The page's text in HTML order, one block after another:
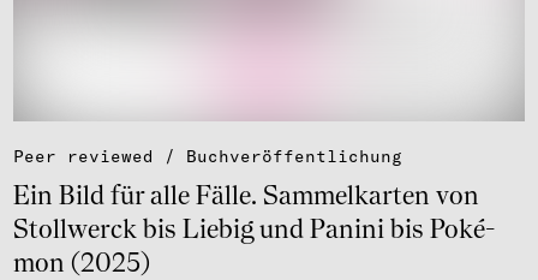
Ein Bild für alle Fälle. Sammel­kar­ten von
Stollwerck bis Liebig und Panini bis Poké­
mon (2025)
Peer reviewed / Buch­ver­öf­fent­li­chung